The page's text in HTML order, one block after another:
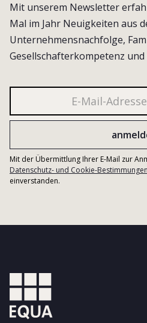
Mit unserem Newsletter
Mal im Jahr Neuigkeiten aus
Unternehmensnachfolge,
Gesellschafterkompetenz und
Mit der Übermittlung Ihrer E-Mail zur
Datenschutz- und Cookie-Bestimmungen
einverstanden.